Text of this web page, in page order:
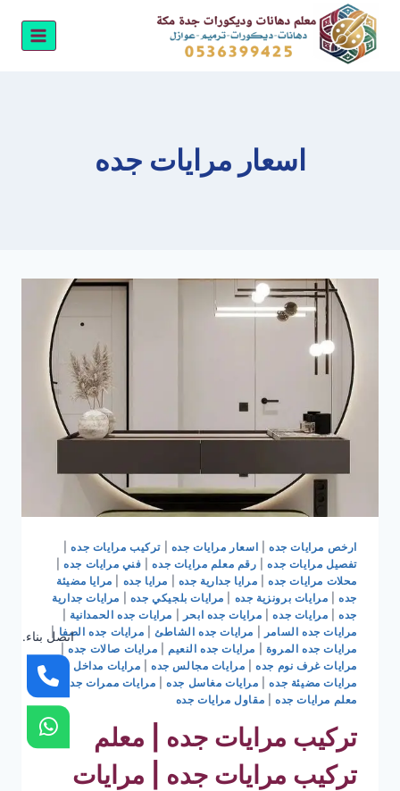
التجاوز
المحتوى
اسعار مرايات جده
ارخص مرايات جده| اسعار مرايات جده |تركيب مرايات جده|
تفصيل مرايات جده| رقم معلم مرايات جده| فني مرايات جده|
محلات مرايات جده| مرايا جدارية جده مرايا جده
مرايا مضيئة
جده| مرايات برونزية جده مرايات بلجيكي جده
مرايات جدارية
جده| مرايات جده| مرايات جده ابحر مرايات جده الحمدانية
مرايات جده السامر
مرايات جده الشاطئ مرايات جده الصفا |
مرايات جده المروة
مرايات جده النعيم مرايات صالات جده|
مرايات غرف نوم جده| مرايات مجالس جده مرايات مداخل جده
|
مرايات مضيئة جده| مرايات مغاسل جده| مرايات ممرات جده
|
معلم مرايات جده| مقاول مرايات جده
تركيب مرايات جده | معلم
تركيب مرايات جده | مرايات
اتصل بناء.